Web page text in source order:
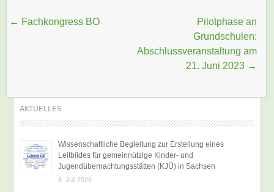
Beitragsnavigation
← Fachkongress BO
Pilotphase an
Grundschulen:
Abschlussveranstaltung am
21. Juni 2023 →
AKTUELLES
Wissenschaftliche Begleitung zur Erstellung eines
Leitbildes für gemeinnützige Kinder- und
Jugendübernachtungsstätten (KJÜ) in Sachsen
6. Juli 2026